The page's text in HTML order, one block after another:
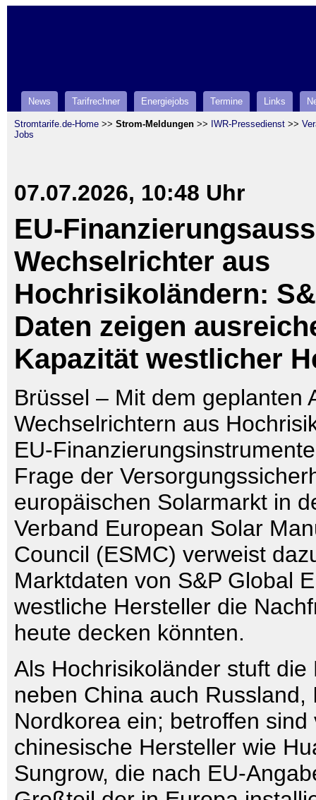
News Tarifrechner Energiejobs Termine Links
Stromtarife.de-Home >> Strom-Meldungen >> IWR-Pressedienst >>
Jobs
07.07.2026, 10:48 Uhr
EU-
Wechselrichter aus
Hochrisikoländern:
Daten zeigen
Kapazität westlicher
Brüssel – Mit dem geplanten
Wechselrichtern aus
EU-
Frage der
europäischen Solarmarkt in
Verband European Solar
Council (ESMC) verweist
Marktdaten von S&P Global
westliche Hersteller die
heute decken könnten.
Als Hochrisikoländer stuft die
neben China auch Russland,
Nordkorea ein; betroffen sind
chinesische Hersteller wie
Sungrow, die nach EU-